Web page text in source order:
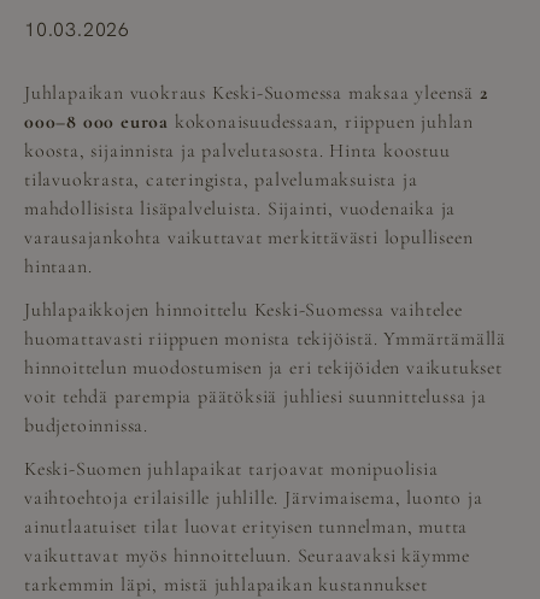
10.03.2026
Juhlapaikan vuokraus Keski-Suomessa maksaa yleensä 2
000–8 000 euroa kokonaisuudessaan, riippuen juhlan
koosta, sijainnista ja palvelutasosta. Hinta koostuu
tilavuokrasta, cateringista, palvelumaksuista ja
mahdollisista lisäpalveluista. Sijainti, vuodenaika ja
varausajankohta vaikuttavat merkittävästi lopulliseen
hintaan.
Juhlapaikkojen hinnoittelu Keski-Suomessa vaihtelee
huomattavasti riippuen monista tekijöistä. Ymmärtämällä
hinnoittelun muodostumisen ja eri tekijöiden vaikutukset
voit tehdä parempia päätöksiä juhliesi suunnittelussa ja
budjetoinnissa.
Keski-Suomen juhlapaikat tarjoavat monipuolisia
vaihtoehtoja erilaisille juhlille. Järvimaisema, luonto ja
ainutlaatuiset tilat luovat erityisen tunnelman, mutta
vaikuttavat myös hinnoitteluun. Seuraavaksi käymme
tarkemmin läpi, mistä juhlapaikan kustannukset